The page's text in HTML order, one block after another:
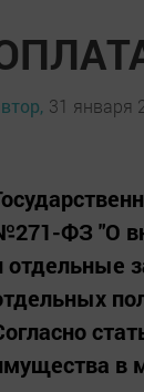
31 января
ФЗ "О
отдельные
в